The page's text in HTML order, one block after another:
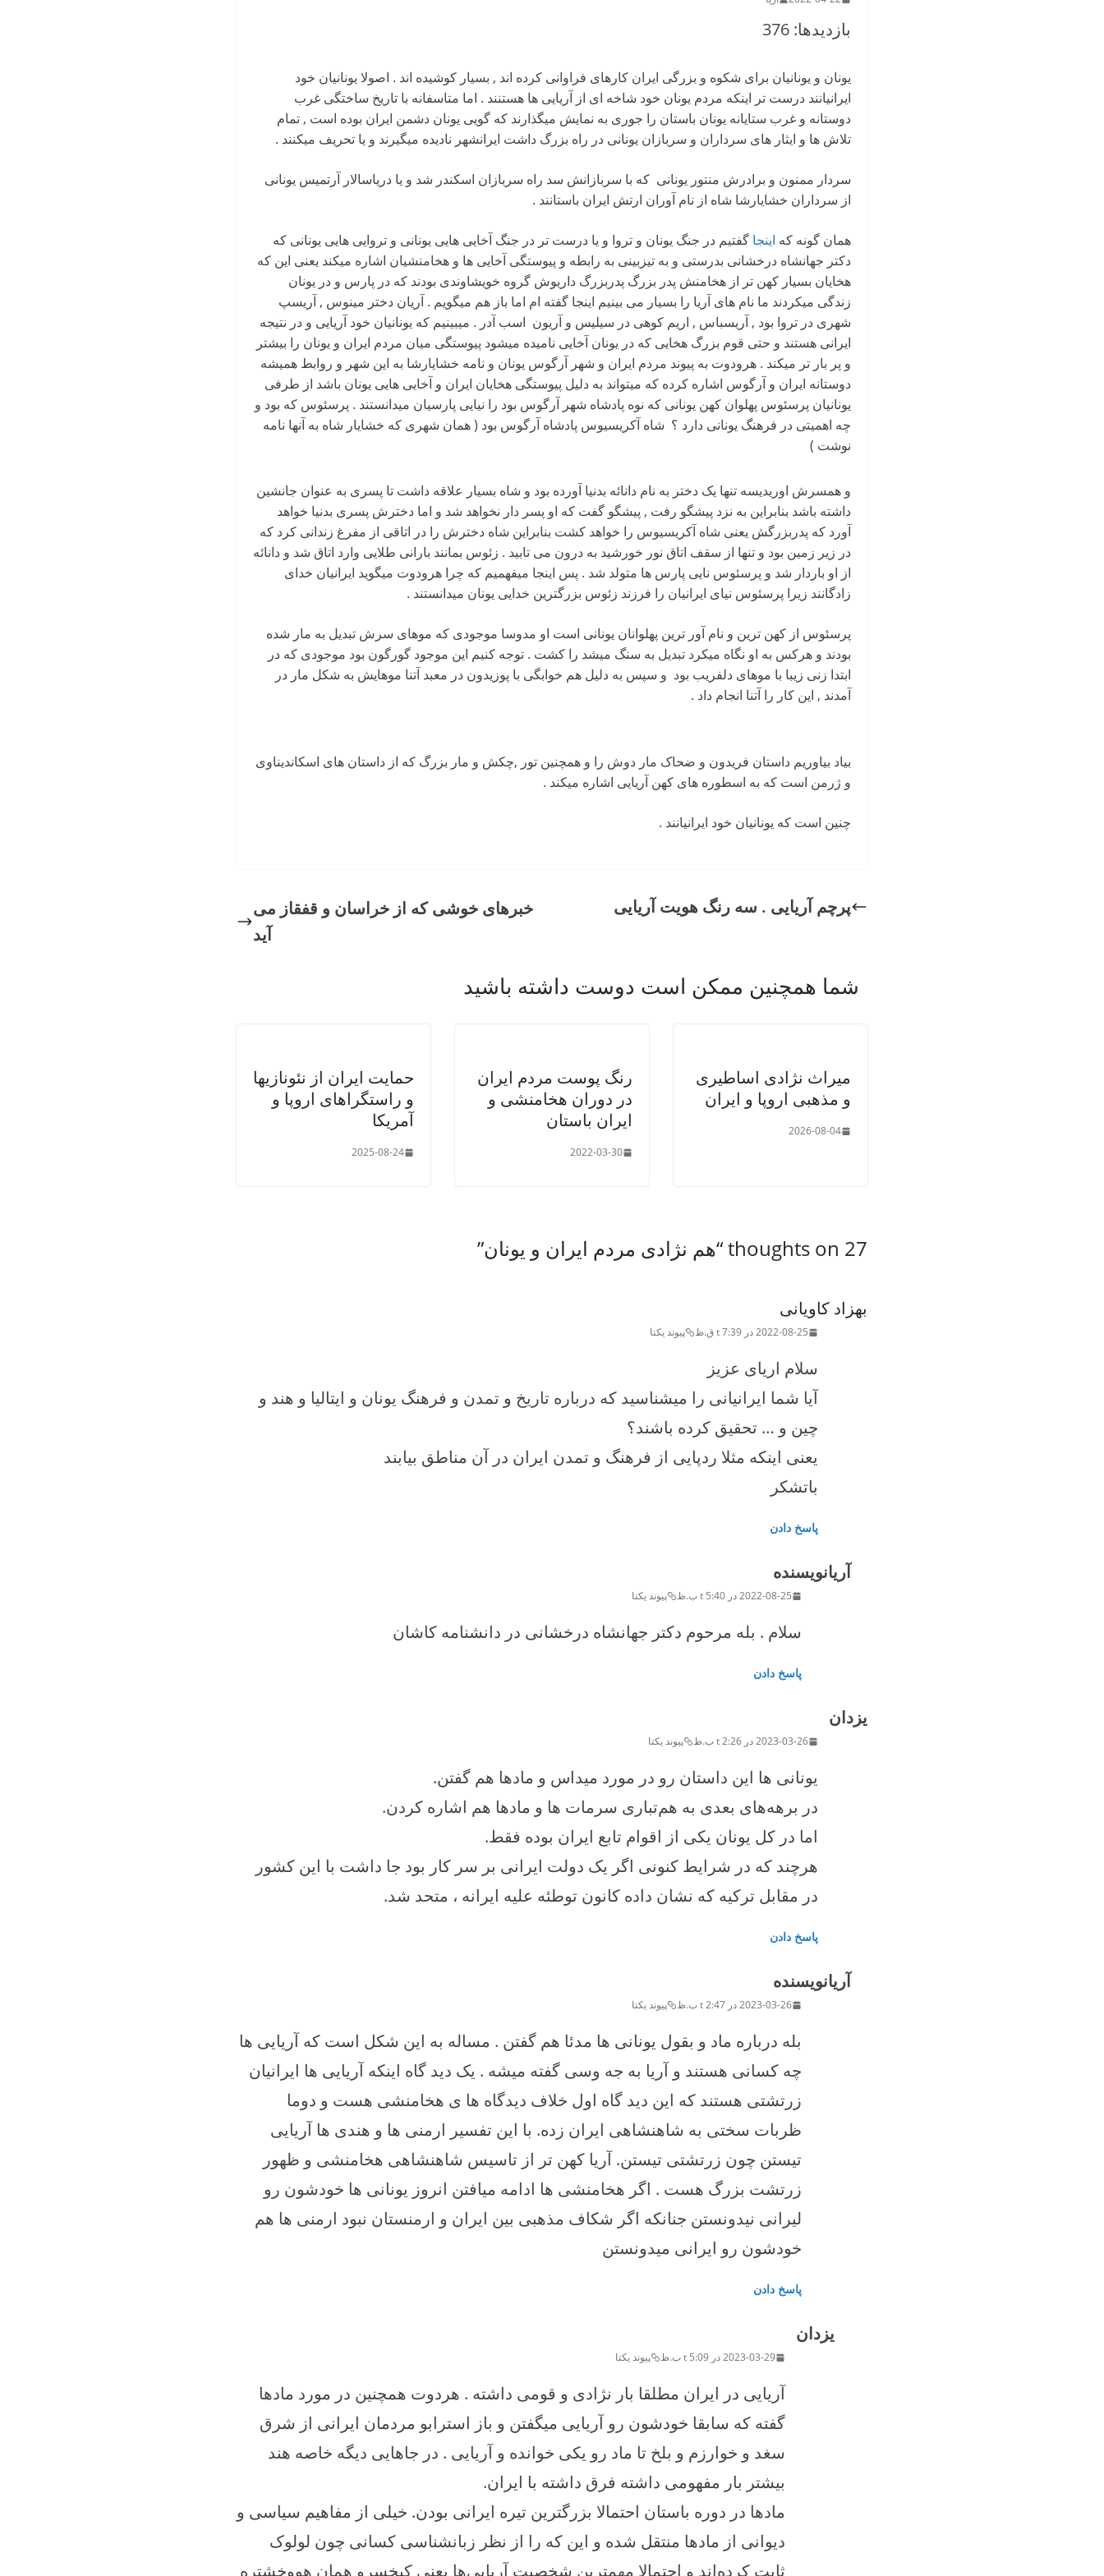
بازدیدها: 376
یونان و یونانیان برای شکوه و بزرگی ایران کارهای فراوانی کرده اند , بسیار کوشیده اند . اصولا یونانیان خود
ایرانیانند درست تر اینکه مردم یونان خود شاخه ای از آریایی ها هستنند . اما متاسفانه با تاریخ ساختگی غرب
دوستانه و غرب ستایانه یونان باستان را جوری به نمایش میگذارند که گویی یونان دشمن ایران بوده است , تمام
تلاش ها و ایثار های سرداران و سربازان یونانی در راه بزرگ داشت ایرانشهر نادیده میگیرند و یا تحریف میکنند .
سردار ممنون و برادرش منتور یونانی که با سربازانش سد راه سربازان اسکندر شد و یا دریاسالار آرتمیس یونانی
از سرداران خشایارشا شاه از نام آوران ارتش ایران باستانند .
همان گونه که اینجا گفتیم در جنگ یونان و تروا و یا درست تر در جنگ آخایی هایی یونانی و تروایی هایی یونانی که
دکتر جهانشاه درخشانی بدرستی و به تیزبینی به رابطه و پیوستگی آخایی ها و هخامنشیان اشاره میکند یعنی این که
هخایان بسیار کهن تر از هخامنش پدر بزرگ پدربزرگ داریوش گروه خویشاوندی بودند که در پارس و در یونان
زندگی میکردند ما نام های آریا را بسیار می بینیم اینجا گفته ام اما باز هم میگویم . آریان دختر مینوس , آریسپ
شهری در تروا بود , آریسباس , اریم کوهی در سیلیس و آریون اسب آدر . میبینیم که یونانیان خود آریایی و در نتیجه
ایرانی هستند و حتی قوم بزرگ هخایی که در یونان آخایی نامیده میشود پیوستگی میان مردم ایران و یونان را بیشتر
و پر بار تر میکند . هرودوت به پیوند مردم ایران و شهر آرگوس یونان و نامه خشایارشا به این شهر و روابط همیشه
دوستانه ایران و آرگوس اشاره کرده که میتواند به دلیل پیوستگی هخایان ایران و آخایی هایی یونان باشد از طرفی
یونانیان پرسئوس پهلوان کهن یونانی که نوه پادشاه شهر آرگوس بود را نیایی پارسیان میدانستند . پرسئوس که بود و
چه اهمیتی در فرهنگ یونانی دارد ؟ شاه آکریسیوس پادشاه آرگوس بود ( همان شهری که خشایار شاه به آنها نامه
نوشت )
و همسرش اوریدیسه تنها یک دختر به نام دانائه بدنیا آورده بود و شاه بسیار علاقه داشت تا پسری به عنوان جانشین
داشته باشد بنابراین به نزد پیشگو رفت , پیشگو گفت که او پسر دار نخواهد شد و اما دخترش پسری بدنیا خواهد
آورد که پدربزرگش یعنی شاه آکریسیوس را خواهد کشت بنابراین شاه دخترش را در اتاقی از مفرغ زندانی کرد که
در زیر زمین بود و تنها از سقف اتاق نور خورشید به درون می تابید . زئوس بمانند بارانی طلایی وارد اتاق شد و دانائه
از او باردار شد و پرسئوس نایی پارس ها متولد شد . پس اینجا میفهمیم که چرا هرودوت میگوید ایرانیان خدای
زادگانند زیرا پرسئوس نیای ایرانیان را فرزند زئوس بزرگترین خدایی یونان میدانستند .
پرسئوس از کهن ترین و نام آور ترین پهلوانان یونانی است او مدوسا موجودی که موهای سرش تبدیل به مار شده
بودند و هرکس به او نگاه میکرد تبدیل به سنگ میشد را کشت . توجه کنیم این موجود گورگون بود موجودی که در
ابتدا زنی زیبا با موهای دلفریب بود و سپس به دلیل هم خوابگی با پوزیدون در معبد آتنا موهایش به شکل مار در
آمدند , این کار را آتنا انجام داد .
بیاد بیاوریم داستان فریدون و ضحاک مار دوش را و همچنین تور ,چکش و مار بزرگ که از داستان های اسکاندیناوی
و ژرمن است که به اسطوره های کهن آریایی اشاره میکند .
چنین است که یونانیان خود ایرانیانند .
پرچم آریایی . سه رنگ هویت آریایی
خبرهای خوشی که از خراسان و قفقاز می
آید
شما همچنین ممکن است دوست داشته باشید
میراث نژادی اساطیری
و مذهبی اروپا و ایران
2026-08-04
رنگ پوست مردم ایران
در دوران هخامنشی و
ایران باستان
2022-03-30
حمایت ایران از نئونازیها
و راستگراهای اروپا و
آمریکا
2025-08-24
27 thoughts on “ هم نژادی مردم ایران و یونان”
بهزاد کاویانی
2022-08-25 در t 7:39 ق.ظ پیوند یکتا
سلام اریای عزیز
آیا شما ایرانیانی را میشناسید که درباره تاریخ و تمدن و فرهنگ یونان و ایتالیا و هند و
چین و … تحقیق کرده باشند؟
یعنی اینکه مثلا ردپایی از فرهنگ و تمدن ایران در آن مناطق بیابند
باتشکر
پاسخ دادن
آریانویسنده
2022-08-25 در t 5:40 ب.ظ پیوند یکتا
سلام . بله مرحوم دکتر جهانشاه درخشانی در دانشنامه کاشان
پاسخ دادن
یزدان
2023-03-26 در t 2:26 ب.ظ پیوند یکتا
یونانی ها این داستان رو در مورد میداس و مادها هم گفتن.
در برهه‌های بعدی به هم‌تباری سرمات ها و مادها هم اشاره کردن.
اما در کل یونان یکی از اقوام تابع ایران بوده فقط.
هرچند که در شرایط کنونی اگر یک دولت ایرانی بر سر کار بود جا داشت با این کشور
در مقابل ترکیه که نشان داده کانون توطئه علیه ایرانه ، متحد شد.
پاسخ دادن
آریانویسنده
2023-03-26 در t 2:47 ب.ظ پیوند یکتا
بله درباره ماد و بقول یونانی ها مدئا هم گفتن . مساله به این شکل است که آریایی ها
چه کسانی هستند و آریا به جه وسی گفته میشه . یک دید گاه اینکه آریایی ها ایرانیان
زرتشتی هستند که این دید گاه اول خلاف دیدگاه ها ی هخامنشی هست و دوما
ظربات سختی به شاهنشاهی ایران زده. با این تفسیر ارمنی ها و هندی ها آریایی
تیستن چون زرتشتی تیستن. آریا کهن تر از تاسیس شاهنشاهی هخامنشی و ظهور
زرتشت بزرگ هست . اگر هخامنشی ها ادامه میافتن انروز یونانی ها خودشون رو
لیرانی نیدونستن جنانکه اگر شکاف مذهبی بین ایران و ارمنستان نبود ارمنی ها هم
خودشون رو ایرانی میدونستن
پاسخ دادن
یزدان
2023-03-29 در t 5:09 ب.ظ پیوند یکتا
آریایی در ایران مطلقا بار نژادی و قومی داشته . هردوت همچنین در مورد ماد‌ها
گفته که سابقا خودشون رو آریایی میگفتن و باز استرابو مردمان ایرانی از شرق
سغد و خوارزم و بلخ تا ماد رو یکی خوانده و آریایی . در جاهایی دیگه خاصه هند
بیشتر بار مفهومی داشته فرق داشته با ایران.
مادها در دوره باستان احتمالا بزرگترین تیره ایرانی بودن. خیلی از مفاهیم سیاسی و
دیوانی از مادها منتقل شده و این که را از نظر زبانشناسی کسانی چون لولوک
ثابت کرده‌اند و احتمالا مهمترین شخصیت آریایی‌ها یعنی کیخسرو همان هووخشتره